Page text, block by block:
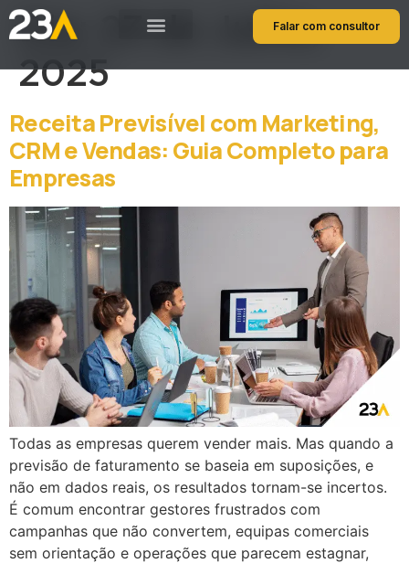
Falar com consultor
Dia:
23 de Julho,
2025
Receita Previsível com Marketing,
CRM e Vendas: Guia Completo para
Empresas
Todas as empresas querem vender mais. Mas quando a
previsão de faturamento se baseia em suposições, e
não em dados reais, os resultados tornam-se incertos.
É comum encontrar gestores frustrados com
campanhas que não convertem, equipas comerciais
sem orientação e operações que parecem estagnar,